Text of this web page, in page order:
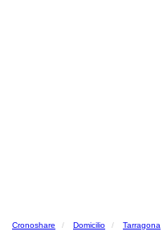
Cronoshare Domicilio Tarragona